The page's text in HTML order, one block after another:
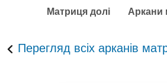
Матриця долі Аркани
Перегляд всіх арканів